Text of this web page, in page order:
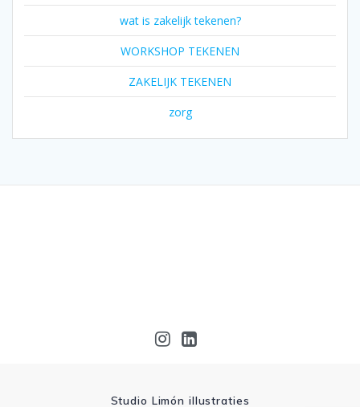
wat is zakelijk tekenen?
WORKSHOP TEKENEN
ZAKELIJK TEKENEN
zorg
Studio Limón illustraties